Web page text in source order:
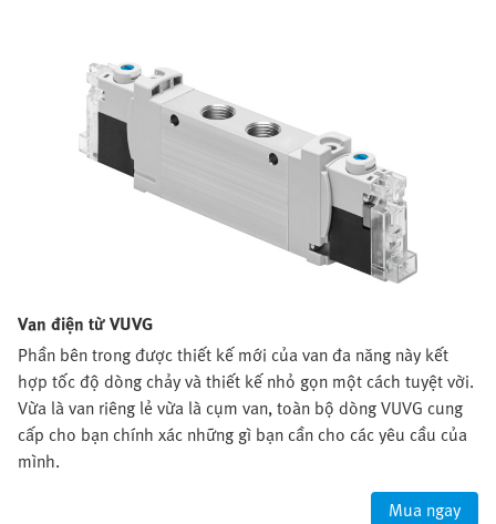
Van điện từ VUVG
Phần bên trong được thiết kế mới của van đa năng này kết
hợp tốc độ dòng chảy và thiết kế nhỏ gọn một cách tuyệt vời.
Vừa là van riêng lẻ vừa là cụm van, toàn bộ dòng VUVG cung
cấp cho bạn chính xác những gì bạn cần cho các yêu cầu của
mình.
Mua ngay